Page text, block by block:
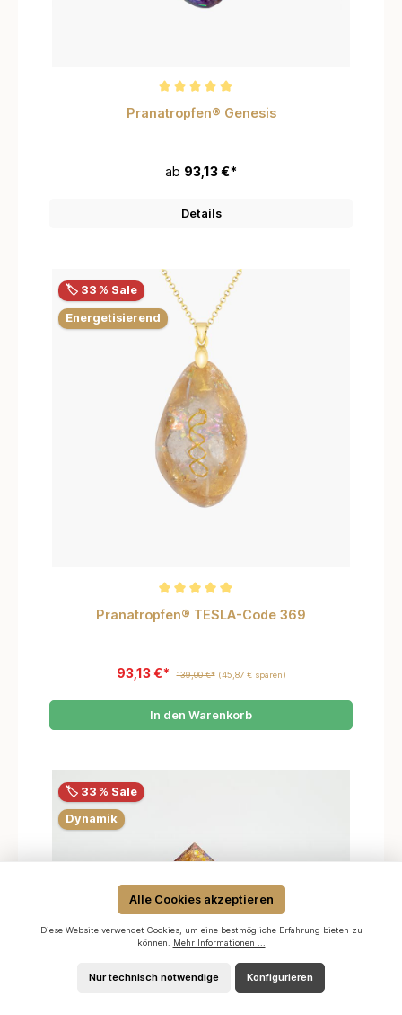
Durchschnittliche Bewertung von 5 von 5 Sternen
Pranatropfen® Genesis
ab 93,13 €*
Details
🏷️ 33 % Sale
Energetisierend
Durchschnittliche Bewertung von 5 von 5 Sternen
Pranatropfen® TESLA-Code 369
93,13 €* 139,00 €* (45,87 € sparen)
In den Warenkorb
🏷️ 33 % Sale
Dynamik
Alle Cookies akzeptieren
Diese Website verwendet Cookies, um eine bestmögliche Erfahrung bieten zu
können.
Mehr Informationen ...
Nur technisch notwendige Konfigurieren